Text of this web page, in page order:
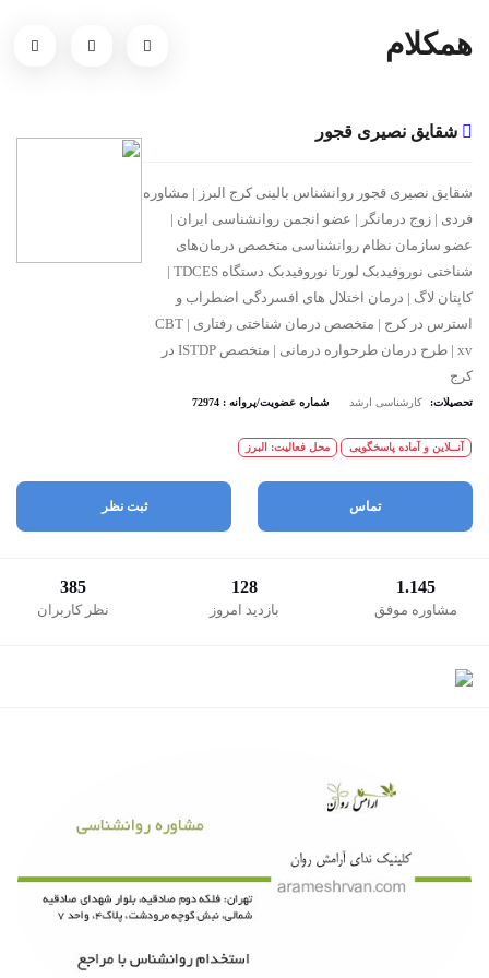
همکلام
شقایق نصیری قجور
شقایق نصیری قجور روانشناس بالینی کرج البرز | مشاوره
فردی | زوج درمانگر | عضو انجمن روانشناسی ایران |
عضو سازمان نظام روانشناسی متخصص درمان‌های
شناختی نوروفیدبک لورتا نوروفیدبک دستگاه TDCES |
کاپتان لاگ | درمان اختلال های افسردگی اضطراب و
استرس در کرج | متخصص درمان شناختی رفتاری CBT |
xv | طرح درمان طرحواره درمانی | متخصص ISTDP در
کرج
تحصیلات: کارشناسی ارشد شماره عضویت/پروانه : 72974
آنــلاین و آماده پاسخگویی محل فعالیت: البرز
تماس ثبت نظر
1.145
مشاوره موفق
128
بازدید امروز
385
نظر کاربران